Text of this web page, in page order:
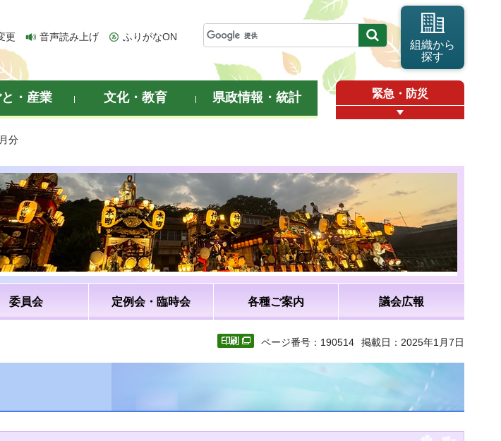
更 音声読み上げ ふりがなON
組織から
探す
と・産業 文化・教育 県政情報・統計 緊急・防災
分
委員会 定例会・臨時会 各種ご案内 議会広報
ページ番号：190514 掲載日：2025年1月7日